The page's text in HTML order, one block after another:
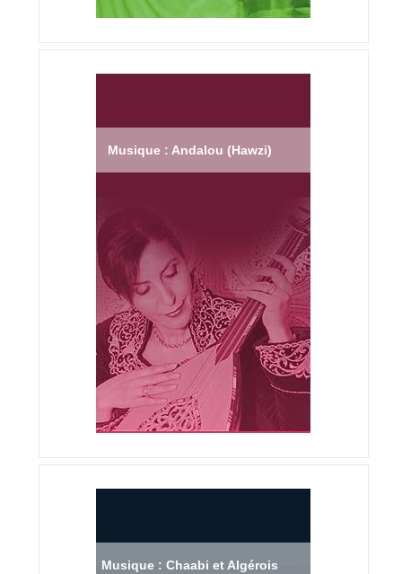
Musique : Andalou (Hawzi)
Musique : Chaabi et Algérois